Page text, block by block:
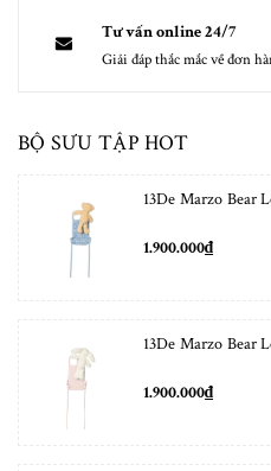
Tư vấn online 24/7
Giải đáp thắc mắc về đơn
BỘ SƯU TẬP HOT
13De Marzo Bear
1.900.000₫
13De Marzo Bear
1.900.000₫